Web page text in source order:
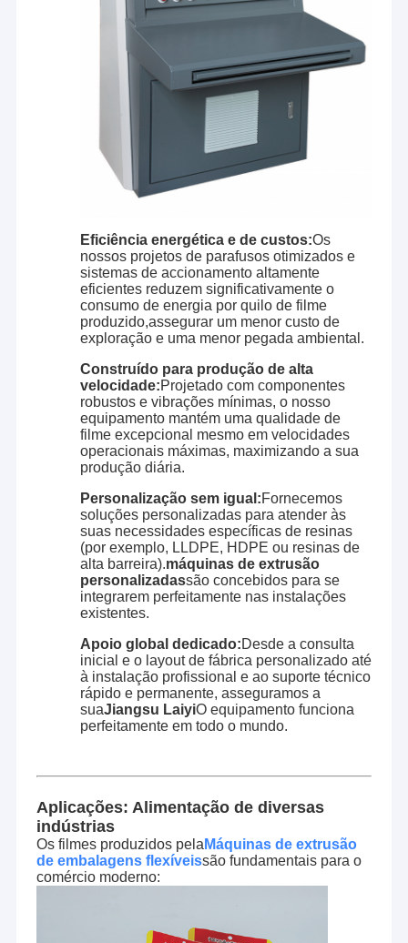
Excursão da fábrica
Controle da qualidade
Contacte-nos
Máquina de estratificação da extrusão
máquina de estratificação do filme
máquina plástica da laminação
Máquina da laminação do revestimento
Máquina de revestimento da extrusão
máquina de revestimento de papel
O dobro tomou partido máquina de estratificação
Peças da máquina da laminação
Máquina fundida derretimento da tela
Eficiência energética e de custos:Os
nossos projetos de parafusos otimizados e
sistemas de accionamento altamente
eficientes reduzem significativamente o
consumo de energia por quilo de filme
produzido,assegurar um menor custo de
exploração e uma menor pegada ambiental.
Construído para produção de alta
velocidade:Projetado com componentes
robustos e vibrações mínimas, o nosso
equipamento mantém uma qualidade de
filme excepcional mesmo em velocidades
operacionais máximas, maximizando a sua
produção diária.
Personalização sem igual:Fornecemos
soluções personalizadas para atender às
suas necessidades específicas de resinas
(por exemplo, LLDPE, HDPE ou resinas de
alta barreira).máquinas de extrusão
personalizadassão concebidos para se
integrarem perfeitamente nas instalações
existentes.
Apoio global dedicado:Desde a consulta
inicial e o layout de fábrica personalizado até
à instalação profissional e ao suporte técnico
rápido e permanente, asseguramos a
suaJiangsu LaiyiO equipamento funciona
perfeitamente em todo o mundo.
Aplicações: Alimentação de diversas
indústrias
Os filmes produzidos pela Máquinas de extrusão
de embalagens flexíveissão fundamentais para o
comércio moderno:
increasing market share in China's extrusion lamination
A Laiyi constrói máquinas com baixo custo total de
propriedade durante a vida útil do equipamento e menor
custo de operação.e depois construir cada uma para
especificações superiores e tolerâncias resultando em
qualidade insuperável do produtoO resultado é uma
rápida colocação em serviço, taxas de execução mais
rápidas, produtos mais qualificados, menos desperdício,
menos tempo de inatividade e menos reparos.As linhas
Laiyi têm um custo de exploração mais baixo e um
excelentes parcerias comerciais com mais de 600
clientes em todo o mundo.
Na Laiyi, somos apaixonados por ajudar os nossos
clientes a melhorar os seus produtos; somos
apaixonados pelas nossas contribuições para a ciência
da laminação por extrusão;e somos apaixonados pelas
através dos produtos que fabricamosCom base na nossa
experiência na indústria de laminação por extrusão,
juntamente com mais parceiros, vamos criar um futuro
melhor através de soluções mais inteligentes, eficientes
e confiáveis.